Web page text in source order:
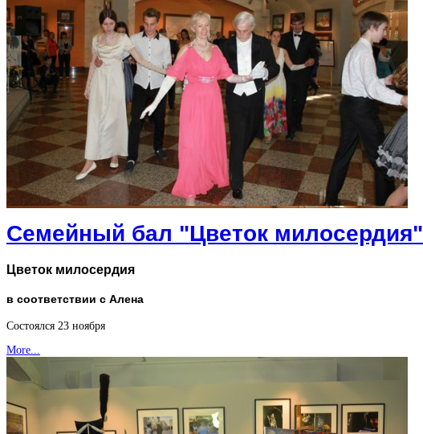
Семейный бал "Цветок милосердия"
Цветок милосердия
в соответствии с Алена
Состоялся 23 ноября
More...